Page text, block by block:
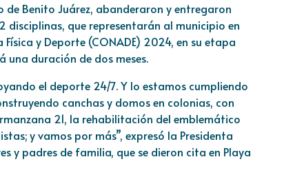
Benito Juárez, abanderaron y entregaron
que representarán al municipio en
y Deporte (CONADE) 2024, en su etapa
duración de dos meses.
el deporte 24/7. Y lo estamos cumpliendo
canchas y domos en colonias, con
21, la rehabilitación del emblemático
y vamos por más”, expresó la Presidenta
y padres de familia, que se dieron cita en Playa